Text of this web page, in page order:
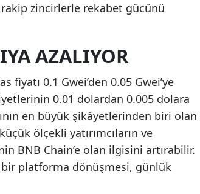
Hatay
Isparta
Mersin
İstanbul
rakip zincirlerle rekabet gücünü
AZALIYOR
0.1 Gwei’den 0.05 Gwei’ye
0.01 dolardan 0.005 dolara
en büyük şikâyetlerinden biri olan
ölçekli yatırımcıların ve
BNB Chain’e olan ilgisini artırabilir.
platforma dönüşmesi, günlük